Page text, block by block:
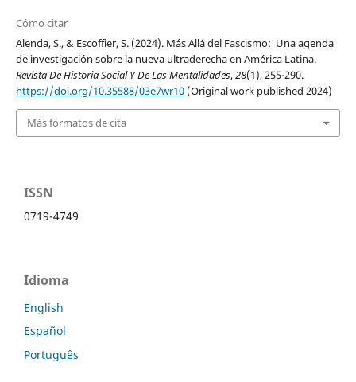
Cómo citar
Alenda, S., & Escoffier, S. (2024). Más Allá del Fascismo: Una agenda
de investigación sobre la nueva ultraderecha en América Latina.
Revista De Historia Social Y De Las Mentalidades,28(1), 255-290.
https://doi.org/10.35588/03e7wr10(Original work published 2024)
Más formatos de cita
ISSN
0719-4749
Idioma
English
Español
Português